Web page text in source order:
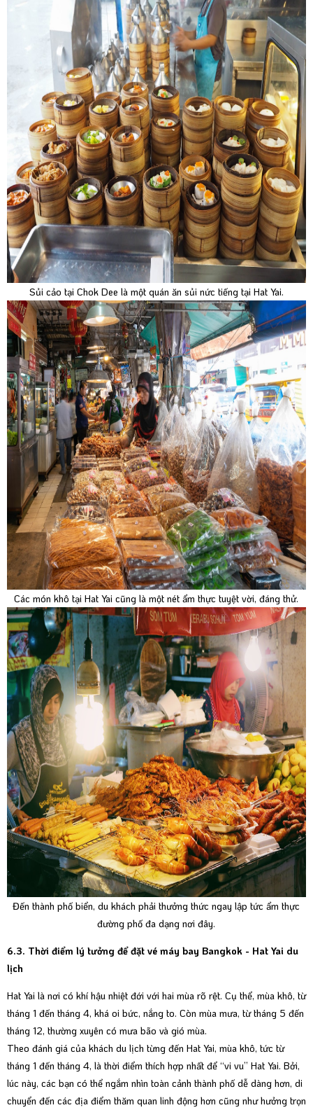
Sủi cảo tại Chok Dee là một quán ăn sủi nức tiếng tại Hat Yai.
Các món khô tại Hat Yai cũng là một nét ẩm thực tuyệt vời, đáng thử.
Đến thành phố biển, du khách phải thưởng thức ngay lập tức ẩm thực
đường phố đa dạng nơi đây.
6.3. Thời điểm lý tưởng để đặt vé máy bay Bangkok - Hat Yai du
lịch
Hat Yai là nơi có khí hậu nhiệt đới với hai mùa rõ rệt. Cụ thể, mùa khô, từ
tháng 1 đến tháng 4, khá oi bức, nắng to. Còn mùa mưa, từ tháng 5 đến
tháng 12, thường xuyên có mưa bão và gió mùa.
Theo đánh giá của khách du lịch từng đến Hat Yai, mùa khô, tức từ
tháng 1 đến tháng 4, là thời điểm thích hợp nhất để “vi vu” Hat Yai. Bởi,
lúc này, các bạn có thể ngắm nhìn toàn cảnh thành phố dễ dàng hơn, di
chuyển đến các địa điểm thăm quan linh động hơn cũng như hưởng trọn